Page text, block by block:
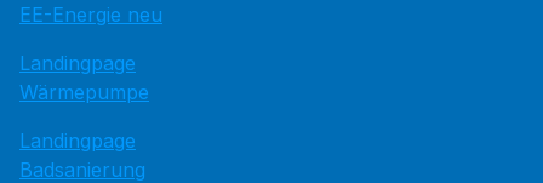
EE-Energie neu
Landingpage
Wärmepumpe
Landingpage
Badsanierung